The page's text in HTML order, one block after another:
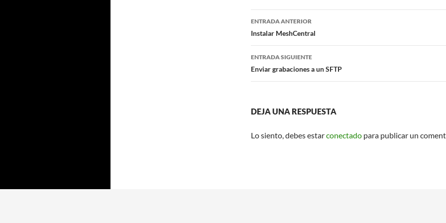
Navegación
de
entradas
ENTRADA ANTERIOR
Instalar MeshCentral
ENTRADA SIGUIENTE
Enviar grabaciones a un SFTP
DEJA UNA RESPUESTA
Lo siento, debes estarconectado para publicar un